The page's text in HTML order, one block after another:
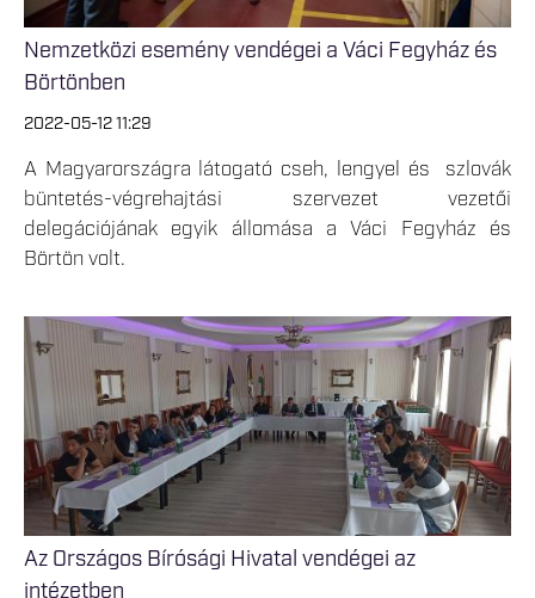
Nemzetközi esemény vendégei a Váci Fegyház és
Börtönben
2022-05-12 11:29
A Magyarországra látogató cseh, lengyel és szlovák
büntetés-végrehajtási szervezet vezetői
delegációjának egyik állomása a Váci Fegyház és
Börtön volt.
Az Országos Bírósági Hivatal vendégei az
intézetben